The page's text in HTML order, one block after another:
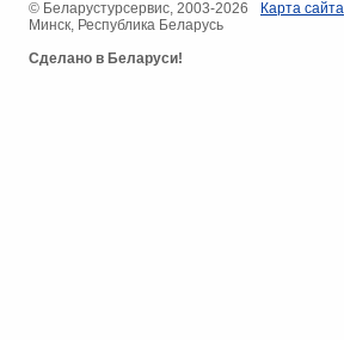
© ​Беларустурсервис, 2003-2026
Минск, Республика Беларусь
Сделано в Беларуси!
Карта сайта